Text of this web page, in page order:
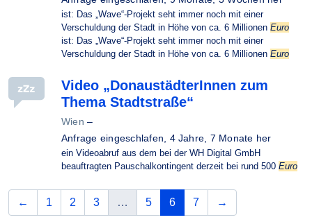
ist: Das „Wave“-Projekt seht immer noch mit einer
Verschuldung der Stadt in Höhe von ca. 6 Millionen Euro
ist: Das „Wave“-Projekt seht immer noch mit einer
Verschuldung der Stadt in Höhe von ca. 6 Millionen Euro
Video „DonaustädterInnen zum
Thema Stadtstraße“
Wien –
Anfrage eingeschlafen, 4 Jahre, 7 Monate her
ein Videoabruf aus dem bei der WH Digital GmbH
beauftragten Pauschalkontingent derzeit bei rund 500 Euro
← vorherige
1 2 3 … 5 6(aktuelle Seite)
7 →